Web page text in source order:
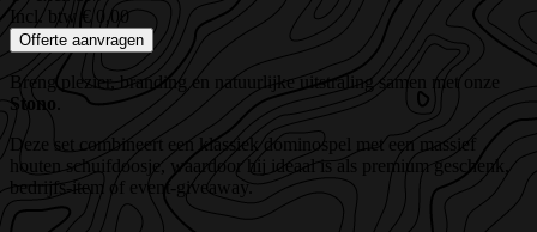
Incl. btw € 0,00
Offerte aanvragen
Breng plezier, branding en natuurlijke uitstraling samen met onze
Stono
Deze set combineert een klassiek dominospel met een massief
houten schuifdoosje, waardoor hij ideaal is als premium geschenk,
bedrijfs-item of event-giveaway.